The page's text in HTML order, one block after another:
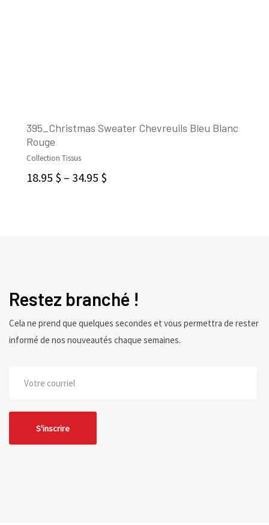
395_Christmas Sweater Chevreuils Bleu Blanc
Rouge
Collection Tissus
18.95 $ – 34.95 $
Restez branché !
Cela ne prend que quelques secondes et vous permettra de rester
informé de nos nouveautés chaque semaines.